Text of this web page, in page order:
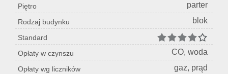
Piętro parter
Rodzaj budynku blok
Standard
Opłaty w czynszu
CO, woda
Opłaty wg liczników gaz, prąd